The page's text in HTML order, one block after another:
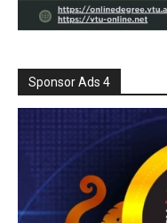
Sponsor Ads 4